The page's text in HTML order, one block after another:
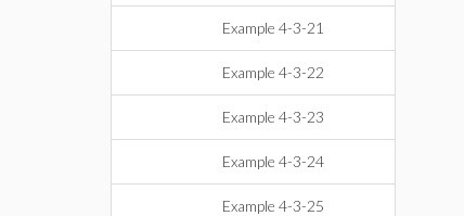
Example 4-3-21
Example 4-3-22
Example 4-3-23
Example 4-3-24
Example 4-3-25